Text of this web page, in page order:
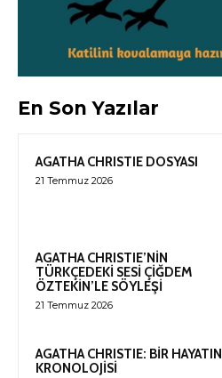
En Son Yazılar
AGATHA CHRISTIE DOSYASI
21 Temmuz 2026
AGATHA CHRISTIE’NİN
TÜRKÇEDEKİ SESİ ÇİĞDEM
ÖZTEKİN’LE SÖYLEŞİ
21 Temmuz 2026
AGATHA CHRISTIE: BİR HAYATIN
KRONOLOJİSİ